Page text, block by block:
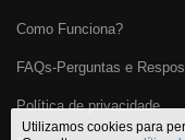
Como Funciona?
FAQs-Perguntas e
Política de privacidade
Utilizamos cookies para